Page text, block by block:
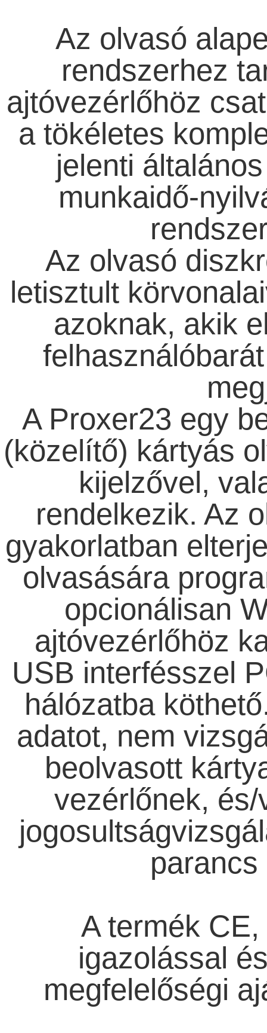
Az olvasó
rendszerhez
ajtóvezérlőhöz
a tökéletes
jelenti
munkaidő-
Az olvasó
letisztult
azoknak, akik
A Proxer23 egy
(közelítő) kártyás
kijelzővel,
rendelkezik. Az
gyakorlatban
olvasására
opcionálisan
ajtóvezérlőhöz
USB interfésszel
hálózatba
adatot, nem
beolvasott
vezérlőnek,
A termék
igazolással
megfelelőségi